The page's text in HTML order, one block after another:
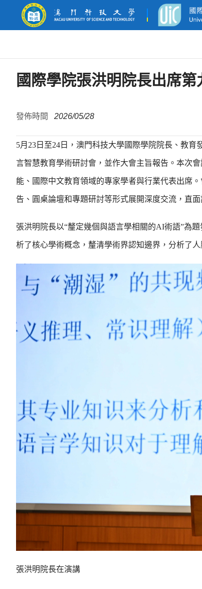
國際學院張洪明院長出席
發佈時間 2026/05/28
5月23日至24日，澳門科技大學國際學院院長、教
言智慧教育學術研討會，並作大會主旨報告。本次
能、國際中文教育領域的專家學者與行業代表出席
告、圓桌論壇和專題研討等形式展開深度交流，直
張洪明院長以“釐定幾個與語言學相關的AI術語”為
析了核心學術概念，釐清學術界認知邊界，分析了
張洪明院長在演講